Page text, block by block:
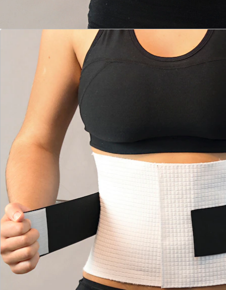
Hinweise & Hersteller
Bewertungen
Katalog bestellen
Newsletter abonnieren